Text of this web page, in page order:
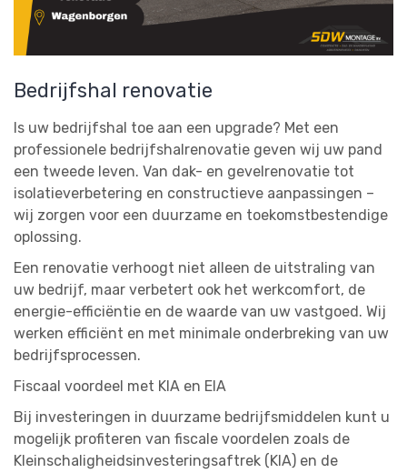
Bedrijfshal renovatie
Is uw bedrijfshal toe aan een upgrade? Met een
professionele bedrijfshalrenovatie geven wij uw pand
een tweede leven. Van dak- en gevelrenovatie tot
isolatieverbetering en constructieve aanpassingen –
wij zorgen voor een duurzame en toekomstbestendige
oplossing.
Een renovatie verhoogt niet alleen de uitstraling van
uw bedrijf, maar verbetert ook het werkcomfort, de
energie-efficiëntie en de waarde van uw vastgoed. Wij
werken efficiënt en met minimale onderbreking van uw
bedrijfsprocessen.
Fiscaal voordeel met KIA en EIA
Bij investeringen in duurzame bedrijfsmiddelen kunt u
mogelijk profiteren van fiscale voordelen zoals de
Kleinschaligheidsinvesteringsaftrek (KIA) en de